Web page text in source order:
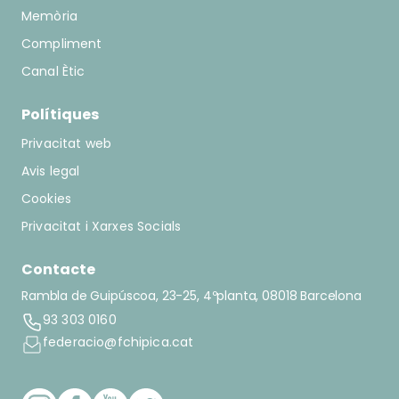
Memòria
Compliment
Canal Ètic
Polítiques
Privacitat web
Avis legal
Cookies
Privacitat i Xarxes Socials
Contacte
Rambla de Guipúscoa, 23-25, 4ºplanta, 08018 Barcelona
93 303 0160
federacio@fchipica.cat